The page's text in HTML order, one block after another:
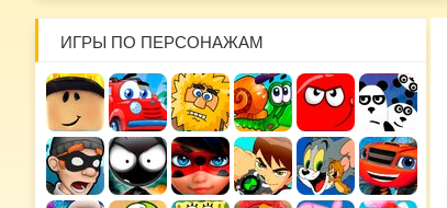
ИГРЫ ПО ПЕРСОНАЖАМ